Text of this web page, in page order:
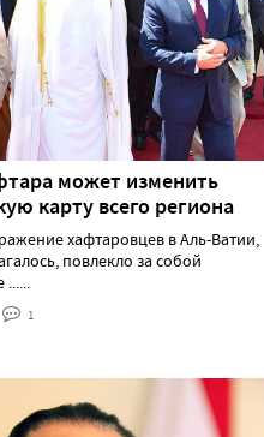
может изменить
карту всего региона
хафтаровцев в Аль-Ватии,
повлекло за собой
......
1